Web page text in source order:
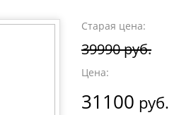
Старая цена:
39990 руб.
Цена:
31100 руб.